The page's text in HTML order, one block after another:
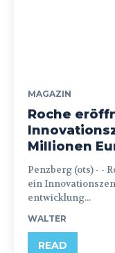
MAGAZIN
Roche
Millionen
Penzberg (ots) - - Roche investiert 300 Millionen Euro in
ein
entwicklung...
WALTER
READ